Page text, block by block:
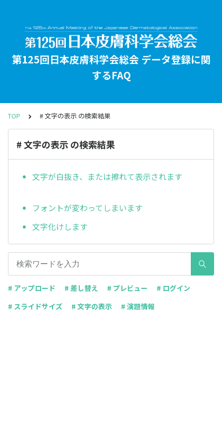
第125回日本皮膚科学会総会 データ登録に関
するFAQ
TOP # 文字の表示 の検索結果
# 文字の表示 の検索結果
文字が白抜き、または擦れて表示されます
フォントが変わってしまいます
文字化けします
# アップロード # 差し替え # プレビュー
# ログイン
# スライドサイズ
# 文字の表示 # 演題情報